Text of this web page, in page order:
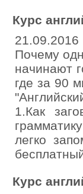
Курс
21.09.2016
Почему
начинают
где за 90
1.Как
легко
Курс